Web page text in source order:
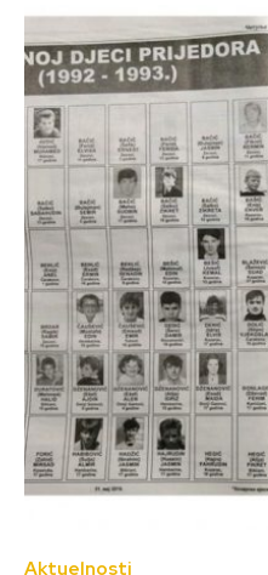
Aktuelnosti